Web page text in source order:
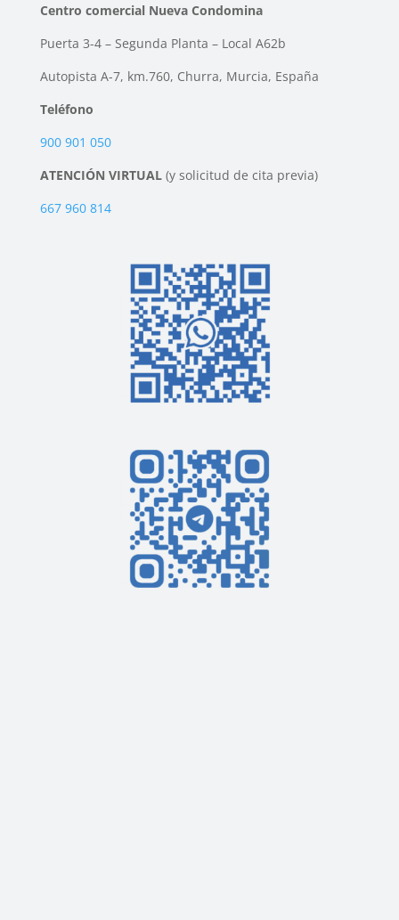
Centro comercial Nueva Condomina
Puerta 3-4 – Segunda Planta – Local A62b
Autopista A-7, km.760, Churra, Murcia, España
Teléfono
900 901 050
ATENCIÓN VIRTUAL (y solicitud de cita previa)
667 960 814